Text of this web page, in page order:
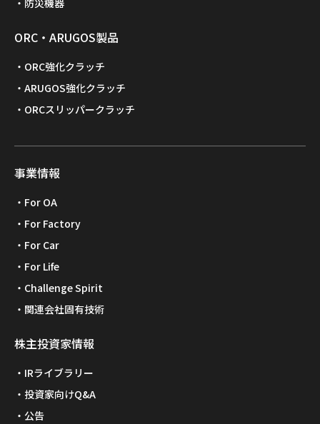
防災機器
ORC・ARUGOS製品
ORC強化クラッチ
ARUGOS強化クラッチ
ORCスリッパークラッチ
事業情報
For OA
For Factory
For Car
For Life
Challenge Spirit
関連会社固有技術
株主投資家情報
IRライブラリー
投資家向けQ&A
公告